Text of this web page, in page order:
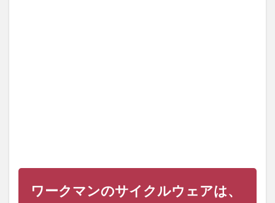
サイ
ウェ
ワークマンのサイクルウェアは、